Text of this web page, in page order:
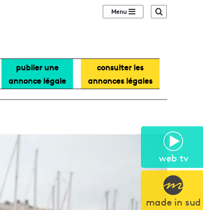
web tv
made in sud
Sidebar (barre
publier une
annonce légale
consulter les
annonces légales